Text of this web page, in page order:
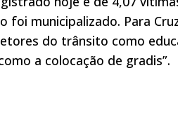
foi municipalizado. Para
do trânsito como
a colocação de gradis”.